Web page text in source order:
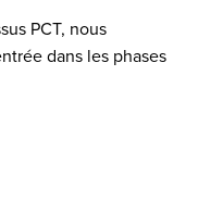
PCT, nous
dans les phases